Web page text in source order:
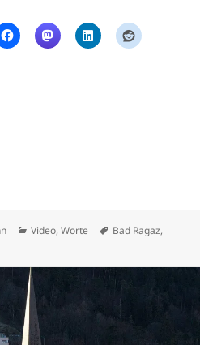
Categories
Video,Worte Tags
Bad Ragaz,